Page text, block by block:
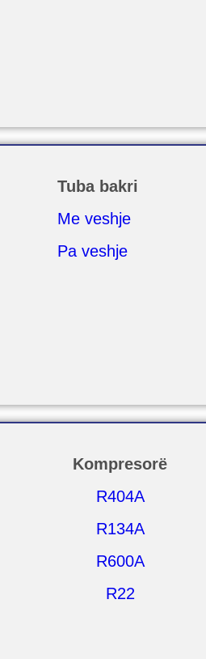
Tuba bakri
Me veshje
Pa veshje
Kompresorë
R404A
R134A
R600A
R22